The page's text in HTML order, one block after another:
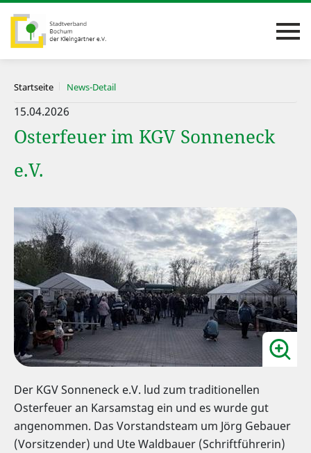
Startseite News-Detail
15.04.2026
Osterfeuer im KGV Sonneneck
e.V.
Der KGV Sonneneck e.V. lud zum traditionellen
Osterfeuer an Karsamstag ein und es wurde gut
angenommen. Das Vorstandsteam um Jörg Gebauer
(Vorsitzender) und Ute Waldbauer (Schriftführerin)